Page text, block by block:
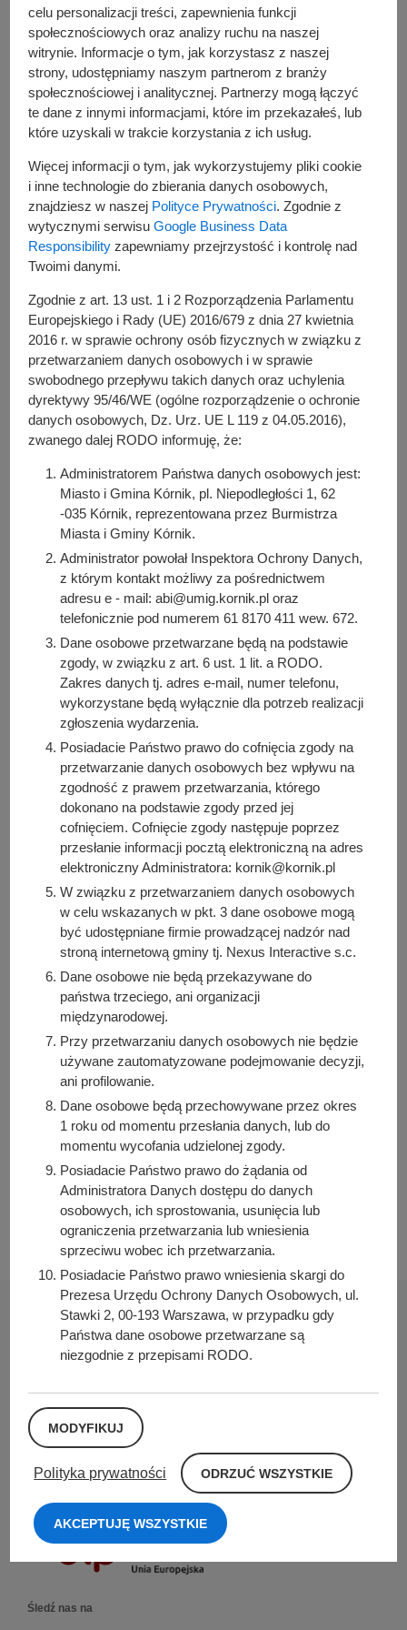
Szczepienia odbędą się na mniejszej - klimatyzowanej sali
- proszę zwracać uwagę na prośby i komunikaty osób
obsługujących Punkt!
Osoby, które nie są zarejestrowane w systemie lub nie
otrzymały SMS-a, a którym upłynęło 21 dni od terminu
podania pierwszej dawki, mogą zgłosić się na drugą
dawkę szczepionki.
Zapraszamy również młodzieżod 16. roku życia.
Tego dnia będą dostępne szczepionki:
▪️ Astra Zaneca,
▪️ Pfizer,
▪️ Moderna.
Dostępność terminów szczepień można sprawdzić na
https://szczepienia.github.io/wielkopolskie
Przypominamy, że na szczepienie można zapisać się na
kilka sposobów:
poprzez całodobową i bezpłatną infolinię -989,
elektronicznie poprzez e-Rejestrację dostępną
pacjent.gov.pl
wysyłając SMS o treści "SzczepimySie" na numer
880 333 333.
Podczas rejestracji należy wybrać dokładny termin
szczepienia. Następnie otrzymamy SMS z potwierdzeniem
umówienia wizyty.
Do rejestracji nie potrzebujemy żadnych dodatkowych
danych czy dokumentów - wystarczy, że podamy swój nr
PESEL!
Autor wpisu
Sylwia Kowalska
Podziel się z innymi:
Facebook
62-035 Kórnik
26 9076 0008 2001 0000 0215 0002
Sprawdź także
Śledź nas na
celu personalizacji treści, zapewnienia funkcji
społecznościowych oraz analizy ruchu na naszej
witrynie. Informacje o tym, jak korzystasz z naszej
strony, udostępniamy naszym partnerom z branży
społecznościowej i analitycznej. Partnerzy mogą łączyć
te dane z innymi informacjami, które im przekazałeś, lub
które uzyskali w trakcie korzystania z ich usług.
Więcej informacji o tym, jak wykorzystujemy pliki cookie
i inne technologie do zbierania danych osobowych,
znajdziesz w naszej Polityce Prywatności. Zgodnie z
wytycznymi serwisuGoogle Business Data
Responsibility zapewniamy przejrzystość i kontrolę nad
Twoimi danymi.
Zgodnie z art. 13 ust. 1 i 2 Rozporządzenia Parlamentu
Europejskiego i Rady (UE) 2016/679 z dnia 27 kwietnia
2016 r. w sprawie ochrony osób fizycznych w związku z
przetwarzaniem danych osobowych i w sprawie
swobodnego przepływu takich danych oraz uchylenia
dyrektywy 95/46/WE (ogólne rozporządzenie o ochronie
danych osobowych, Dz. Urz. UE L 119 z 04.05.2016),
zwanego dalej RODO informuję, że:
Administratorem Państwa danych osobowych jest:
Miasto i Gmina Kórnik, pl. Niepodległości 1, 62
-035 Kórnik, reprezentowana przez Burmistrza
Miasta i Gminy Kórnik.
Administrator powołał Inspektora Ochrony Danych,
z którym kontakt możliwy za pośrednictwem
adresu e - mail: abi@umig.kornik.pl oraz
telefonicznie pod numerem 61 8170 411 wew. 672.
Dane osobowe przetwarzane będą na podstawie
zgody, w związku z art. 6 ust. 1 lit. a RODO.
Zakres danych tj. adres e-mail, numer telefonu,
wykorzystane będą wyłącznie dla potrzeb realizacji
zgłoszenia wydarzenia.
Posiadacie Państwo prawo do cofnięcia zgody na
przetwarzanie danych osobowych bez wpływu na
zgodność z prawem przetwarzania, którego
dokonano na podstawie zgody przed jej
cofnięciem. Cofnięcie zgody następuje poprzez
przesłanie informacji pocztą elektroniczną na adres
elektroniczny Administratora: kornik@kornik.pl
W związku z przetwarzaniem danych osobowych
w celu wskazanych w pkt. 3 dane osobowe mogą
być udostępniane firmie prowadzącej nadzór nad
stroną internetową gminy tj. Nexus Interactive s.c.
Dane osobowe nie będą przekazywane do
państwa trzeciego, ani organizacji
międzynarodowej.
Przy przetwarzaniu danych osobowych nie będzie
używane zautomatyzowane podejmowanie decyzji,
ani profilowanie.
Dane osobowe będą przechowywane przez okres
1 roku od momentu przesłania danych, lub do
momentu wycofania udzielonej zgody.
Posiadacie Państwo prawo do żądania od
Administratora Danych dostępu do danych
osobowych, ich sprostowania, usunięcia lub
ograniczenia przetwarzania lub wniesienia
sprzeciwu wobec ich przetwarzania.
Posiadacie Państwo prawo wniesienia skargi do
Prezesa Urzędu Ochrony Danych Osobowych, ul.
Stawki 2, 00-193 Warszawa, w przypadku gdy
Państwa dane osobowe przetwarzane są
niezgodnie z przepisami RODO.
MODYFIKUJ
Polityka prywatności ODRZUĆ WSZYSTKIE
AKCEPTUJĘ WSZYSTKIE